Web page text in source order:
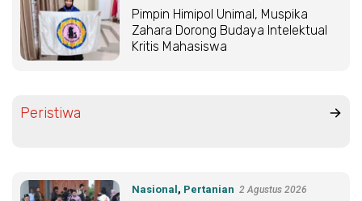
Pimpin Himipol Unimal, Muspika
Zahara Dorong Budaya Intelektual
Kritis Mahasiswa
Peristiwa
Nasional , Pertanian 2 Agustus 2026